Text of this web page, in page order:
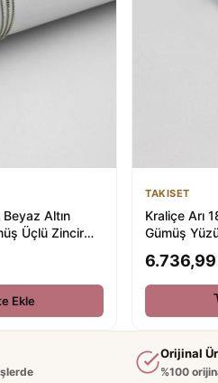
Altın
Üçlü Zincir
Ekle
TAKISET
Kraliçe Arı
Gümüş
Orijinal
%100